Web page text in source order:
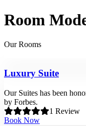
Room
Our Rooms
Luxury Suite
Our Suites has been
by Forbes.
1 Review
Book Now